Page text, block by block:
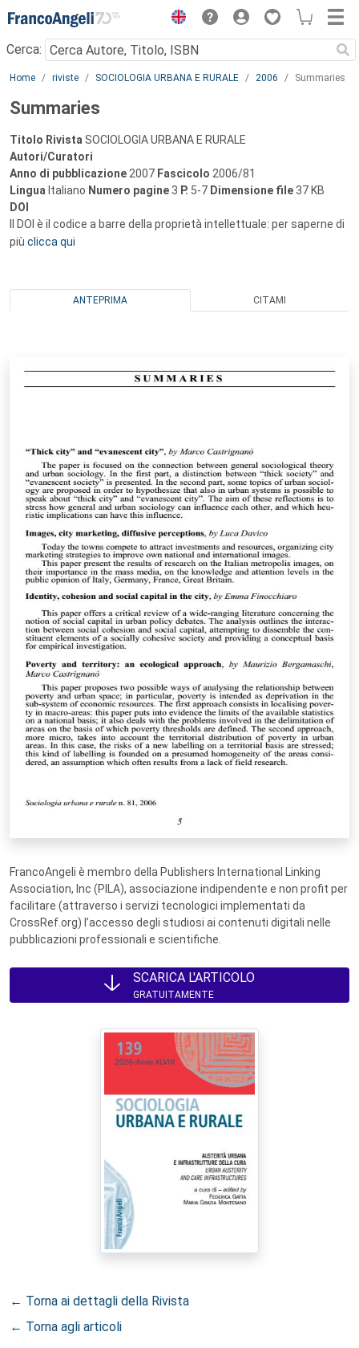
Menu
Cerca:
Main content
Home riviste SOCIOLOGIA URBANA E RURALE 2006 Summaries
Summaries
Titolo Rivista SOCIOLOGIA URBANA E RURALE
Autori/Curatori
Anno di pubblicazione 2007 Fascicolo 2006/81
Lingua Italiano Numero pagine 3 P. 5-7 Dimensione file 37 KB
DOI
Il DOI è il codice a barre della proprietà intellettuale: per saperne di
più clicca qui
ANTEPRIMA CITAMI
FrancoAngeli è membro della Publishers International Linking
Association, Inc (PILA), associazione indipendente e non profit per
facilitare (attraverso i servizi tecnologici implementati da
CrossRef.org) l’accesso degli studiosi ai contenuti digitali nelle
pubblicazioni professionali e scientifiche.
SCARICA L'ARTICOLO
GRATUITAMENTE
← Torna ai dettagli della Rivista
← Torna agli articoli